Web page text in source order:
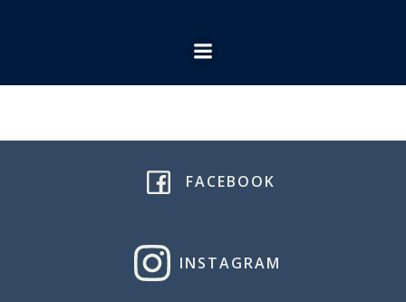
de
FACEBOOK
INSTAGRAM